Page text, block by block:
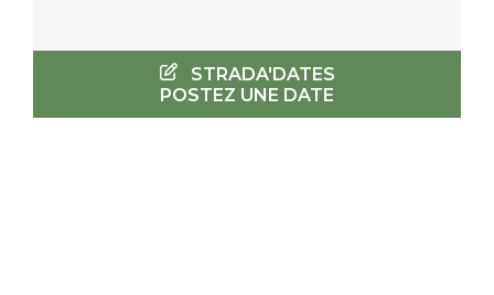
STRADA'DATES
POSTEZ UNE DATE